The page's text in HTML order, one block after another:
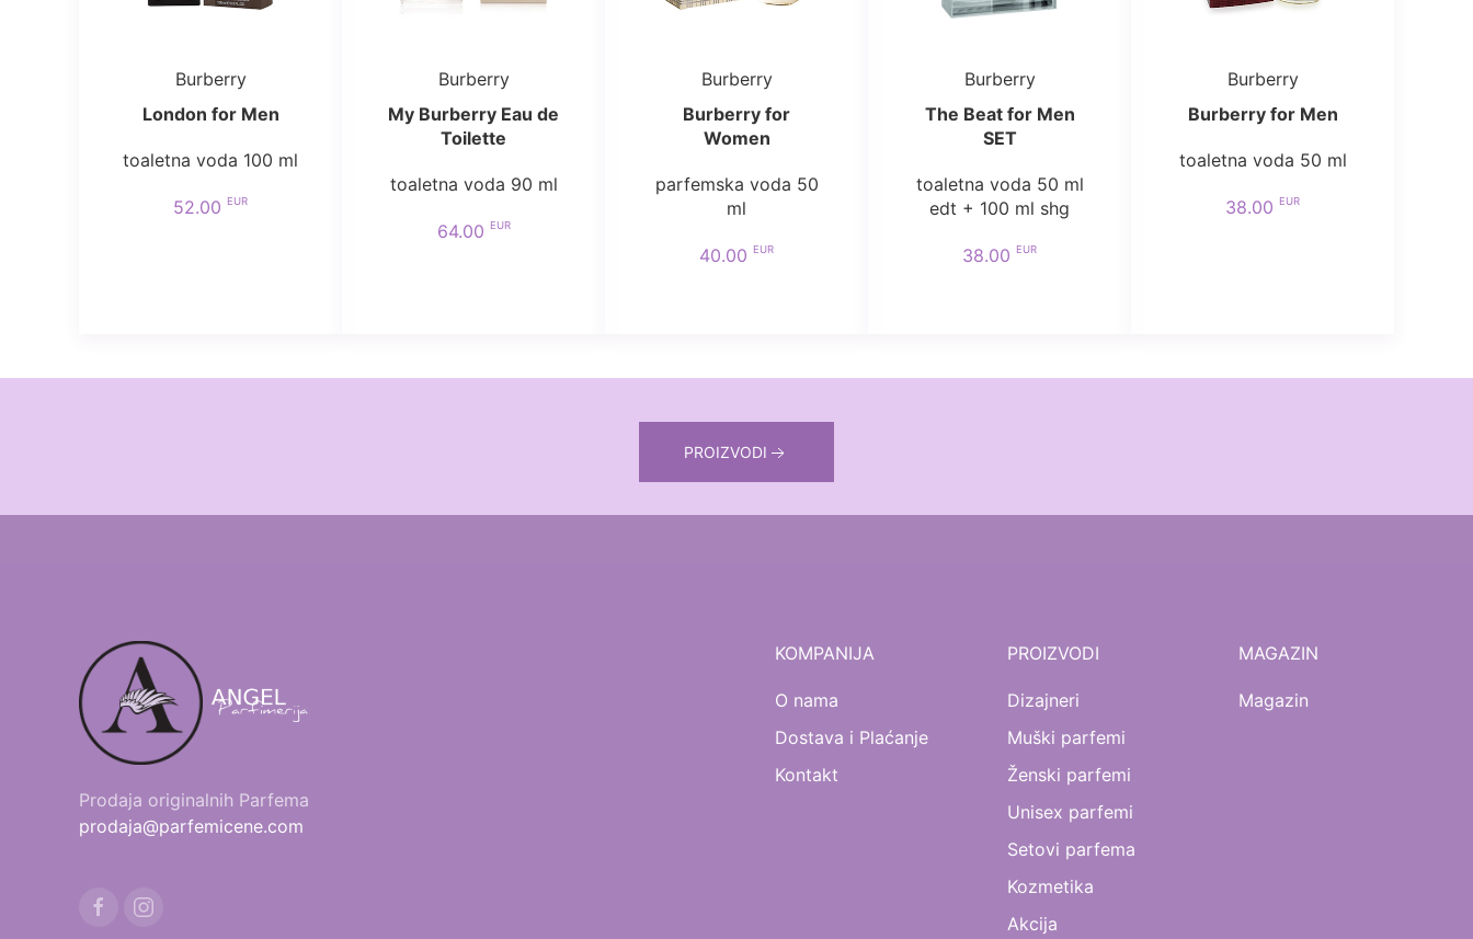
Burberry
London for Men
toaletna voda 100 ml
52.00 EUR
Burberry
My Burberry Eau de
Toilette
toaletna voda 90 ml
64.00 EUR
Burberry
Burberry for
Women
parfemska voda 50
ml
40.00 EUR
Burberry
The Beat for Men
SET
toaletna voda 50 ml
edt + 100 ml shg
38.00 EUR
Burberry
Burberry for Men
toaletna voda 50 ml
38.00 EUR
PROIZVODI
Prodaja originalnih Parfema
prodaja@parfemicene.com
KOMPANIJA
O nama
Dostava i Plaćanje
Kontakt
PROIZVODI
Dizajneri
Muški parfemi
Ženski parfemi
Unisex parfemi
Setovi parfema
Kozmetika
Akcija
MAGAZIN
Magazin